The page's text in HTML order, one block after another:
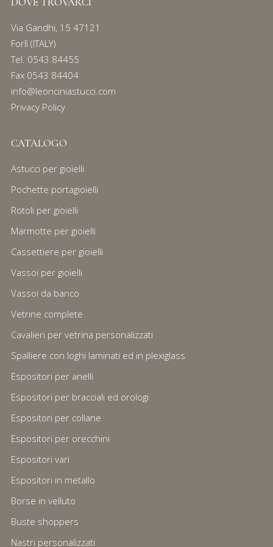
Via Gandhi, 15 47121
Forlì (ITALY)
Tel. 0543 84455
Fax 0543 84404
info@leonciniastucci.com
Privacy Policy
CATALOGO
Astucci per gioielli
Pochette portagioielli
Rotoli per gioielli
Marmotte per gioielli
Cassettiere per gioielli
Vassoi per gioielli
Vassoi da banco
Vetrine complete
Cavalieri per vetrina personalizzati
Spalliere con loghi laminati ed in plexiglass
Espositori per anelli
Espositori per bracciali ed orologi
Espositori per collane
Espositori per orecchini
Espositori vari
Espositori in metallo
Borse in velluto
Buste shoppers
Nastri personalizzati